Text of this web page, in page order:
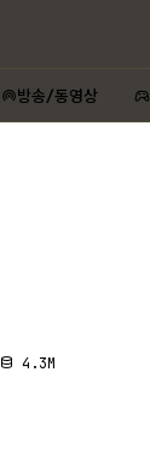
방송/동영상
4.3M